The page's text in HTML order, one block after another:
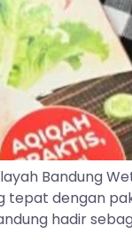
Bandung
tepat dengan
hadir